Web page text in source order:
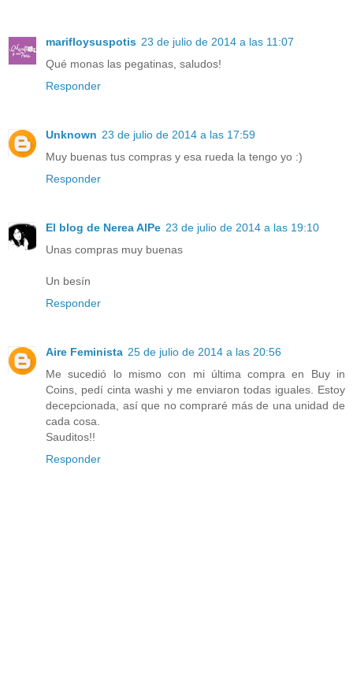
marifloysuspotis 23 de julio de 2014 a las 11:07
Qué monas las pegatinas, saludos!
Responder
Unknown 23 de julio de 2014 a las 17:59
Muy buenas tus compras y esa rueda la tengo yo :)
Responder
El blog de Nerea AlPe 23 de julio de 2014 a las 19:10
Unas compras muy buenas
Un besín
Responder
Aire Feminista 25 de julio de 2014 a las 20:56
Me sucedió lo mismo con mi última compra en Buy in
Coins, pedí cinta washi y me enviaron todas iguales. Estoy
decepcionada, así que no compraré más de una unidad de
cada cosa.
Sauditos!!
Responder